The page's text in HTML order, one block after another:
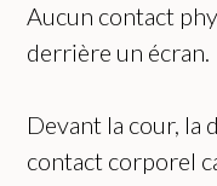
Aucun contact
derrière un écran.
Devant la cour, la
contact corporel